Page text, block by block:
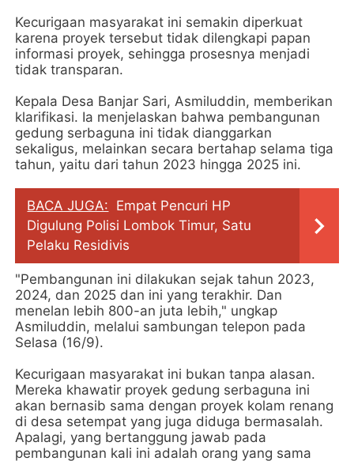
Kecurigaan masyarakat ini semakin diperkuat
karena proyek tersebut tidak dilengkapi papan
informasi proyek, sehingga prosesnya menjadi
tidak transparan.
Kepala Desa Banjar Sari, Asmiluddin, memberikan
klarifikasi. Ia menjelaskan bahwa pembangunan
gedung serbaguna ini tidak dianggarkan
sekaligus, melainkan secara bertahap selama tiga
tahun, yaitu dari tahun 2023 hingga 2025 ini.
BACA JUGA: Empat Pencuri HP
Digulung Polisi Lombok Timur, Satu
Pelaku Residivis
"Pembangunan ini dilakukan sejak tahun 2023,
2024, dan 2025 dan ini yang terakhir. Dan
menelan lebih 800-an juta lebih," ungkap
Asmiluddin, melalui sambungan telepon pada
Selasa (16/9).
Kecurigaan masyarakat ini bukan tanpa alasan.
Mereka khawatir proyek gedung serbaguna ini
akan bernasib sama dengan proyek kolam renang
di desa setempat yang juga diduga bermasalah.
Apalagi, yang bertanggung jawab pada
pembangunan kali ini adalah orang yang sama